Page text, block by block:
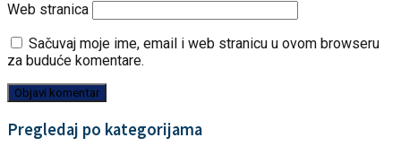
Web stranica
Sačuvaj moje ime, email i web stranicu u ovom browseru
za buduće komentare.
Pregledaj po kategorijama